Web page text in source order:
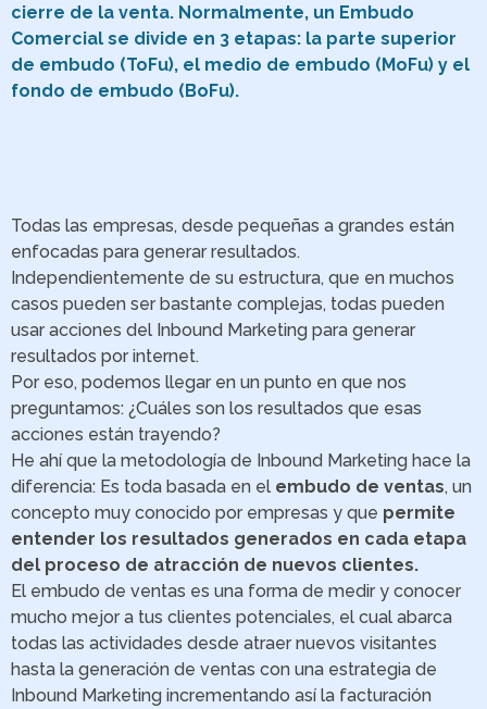
cierre de la venta. Normalmente, un Embudo
Comercial se divide en 3 etapas: la parte superior
de embudo (ToFu), el medio de embudo (MoFu) y el
fondo de embudo (BoFu).
Todas las empresas, desde pequeñas a grandes están
enfocadas para generar resultados.
Independientemente de su estructura, que en muchos
casos pueden ser bastante complejas, todas pueden
usar acciones del Inbound Marketing para generar
resultados por internet.
Por eso, podemos llegar en un punto en que nos
preguntamos: ¿Cuáles son los resultados que esas
acciones están trayendo?
He ahí que la metodología de Inbound Marketing hace la
diferencia: Es toda basada en el embudo de ventas, un
concepto muy conocido por empresas y que permite
entender los resultados generados en cada etapa
del proceso de atracción de nuevos clientes.
El embudo de ventas es una forma de medir y conocer
mucho mejor a tus clientes potenciales, el cual abarca
todas las actividades desde atraer nuevos visitantes
hasta la generación de ventas con una estrategia de
Inbound Marketing incrementando así la facturación